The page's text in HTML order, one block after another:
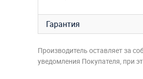
Гарантия
Производитель оставляет за
уведомления Покупателя, при